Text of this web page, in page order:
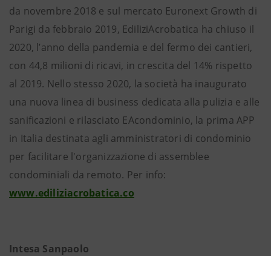
da novembre 2018 e sul mercato Euronext Growth di
Parigi da febbraio 2019, EdiliziAcrobatica ha chiuso il
2020, l’anno della pandemia e del fermo dei cantieri,
con 44,8 milioni di ricavi, in crescita del 14% rispetto
al 2019. Nello stesso 2020, la società ha inaugurato
una nuova linea di business dedicata alla pulizia e alle
sanificazioni e rilasciato EAcondominio, la prima APP
in Italia destinata agli amministratori di condominio
per facilitare l'organizzazione di assemblee
condominiali da remoto. Per info:
www.ediliziacrobatica.co
Intesa Sanpaolo